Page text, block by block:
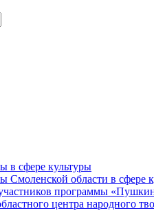
в сфере культуры
Смоленской области в сфере
программы
центра народного